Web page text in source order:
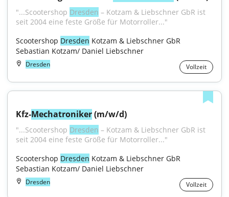
"...Scootershop Dresden – Kotzam & Liebschner GbR ist
seit 2004 eine feste Größe für Motorroller..."
Scootershop Dresden Kotzam & Liebschner GbR
Sebastian Kotzam/ Daniel Liebschner
Dresden Vollzeit
Kfz-Mechatroniker (m/w/d)
"...Scootershop Dresden – Kotzam & Liebschner GbR ist
seit 2004 eine feste Größe für Motorroller..."
Scootershop Dresden Kotzam & Liebschner GbR
Sebastian Kotzam/ Daniel Liebschner
Dresden Vollzeit